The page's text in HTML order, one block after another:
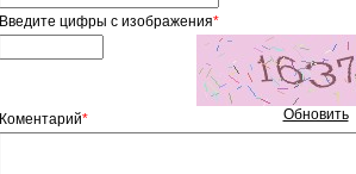
Введите цифры с изображения*
Обновить
Коментарий*